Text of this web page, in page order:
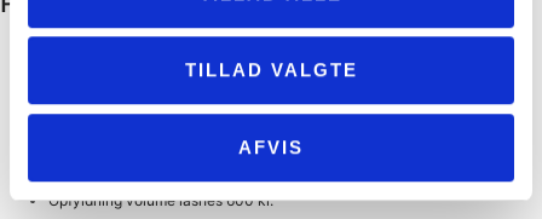
TILLAD VALGTE
AFVIS
Single lashes550 kr.
700 kr.
lash lift m. farve450 kr.
450 kr.
Opfyldning hybrid lashes500 kr.
Opfyldning volume lashes600 kr.